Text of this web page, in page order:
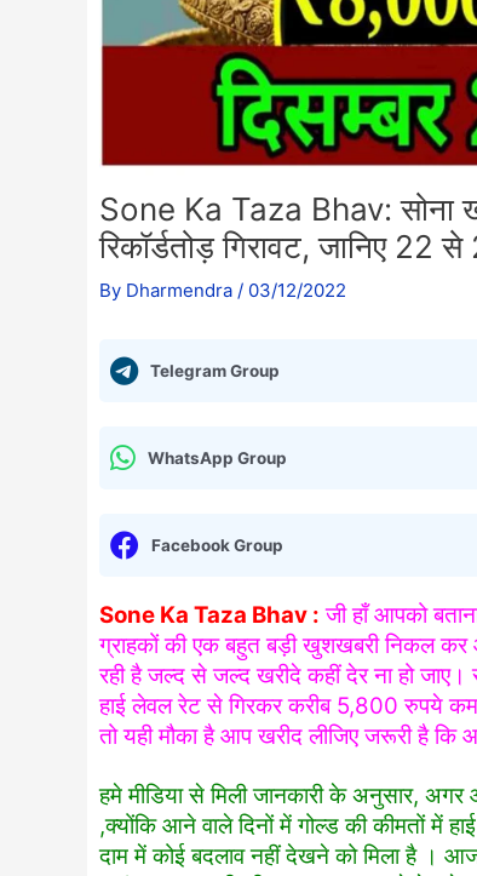
Sone Ka Taza Bhav: सोना
रिकॉर्डतोड़ गिरावट, जानिए 22
By Dharmendra / 03/12/2022
Telegram Group
WhatsApp Group
Facebook Group
Sone Ka Taza Bhav : जी हाँ आपको
ग्राहकों की एक बहुत बड़ी खुशखबरी निकल कर
रही है जल्द से जल्द खरीदे कहीं देर ना हो जाए।
हाई लेवल रेट से गिरकर करीब 5,800 रुपये
तो यही मौका है आप खरीद लीजिए जरूरी है
हमे मीडिया से मिली जानकारी के अनुसार,
,क्योंकि आने वाले दिनों में गोल्ड की कीमतों
दाम में कोई बदलाव नहीं देखने को मिला है